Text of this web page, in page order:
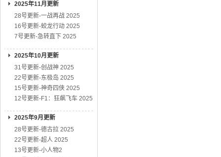
2025年11月更新
28号更新-一战再战 2025
16号更新-蛟龙行动 2025
7号更新-急转直下 2025
2025年10月更新
31号更新-创战神 2025
22号更新-东极岛 2025
15号更新-神奇四侠 2025
12号更新-F1：狂飙飞车 2025
2025年9月更新
28号更新-德古拉 2025
22号更新-超人 2025
13号更新-小人物2